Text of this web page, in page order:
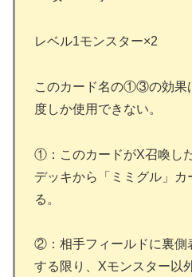
レベル1モンスター×2
このカード名の①③の効果
度しか使用できない。
①：このカードがX召喚し
デッキから「ミミグル」カ
る。
②：相手フィールドに裏側
する限り、Xモンスター以